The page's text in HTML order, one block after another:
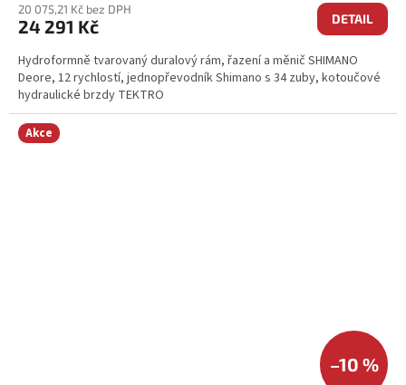
20 075,21 Kč bez DPH
24 291 Kč DETAIL
Hydroformně tvarovaný duralový rám, řazení a měnič SHIMANO
Deore, 12 rychlostí, jednopřevodník Shimano s 34 zuby, kotoučové
hydraulické brzdy TEKTRO
Akce
–10 %